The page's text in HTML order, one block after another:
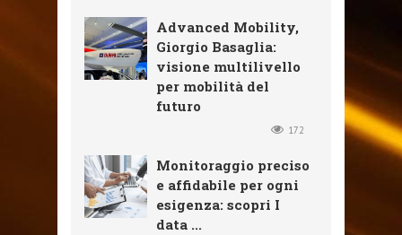
Advanced Mobility,
Giorgio Basaglia:
visione multilivello
per mobilità del
futuro
172
Monitoraggio preciso
e affidabile per ogni
esigenza: scopri I
data ...